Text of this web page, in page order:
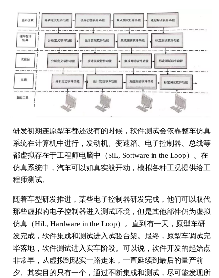
研发初期连原型车都还没有的时候，软件测试会依靠整车仿真
系统在计算机中进行，发动机、变速箱、电子控制器、总线等
都虚拟存在于工程师电脑中（SiL, Software in the Loop）。在
仿真系统中，汽车可以如真实般开动，模拟各种工况提供给工
程师测试。
随着车型研发推进，某些电子控制器研发完成，他们可以取代
那些虚拟的电子控制器进入测试环境，但是其他部件仍为虚拟
仿真（HiL, Hardware in the Loop）。直到有一天，原型车研
发完成，软件集成和测试进入试验台架。最终，原型车调试完
毕落地，软件测试进入实车阶段。可以说，软件开发的起始点
非常早，从虚拟到现实一路走来，一直延续到最后的量产前
夕。其实目的只有一个，通过不断集成和测试，尽可能发现所